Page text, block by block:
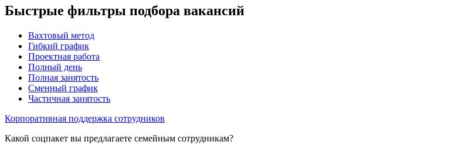
Быстрые фильтры подбора вакансий
Вахтовый метод
Гибкий график
Проектная работа
Полный день
Полная занятость
Сменный график
Частичная занятость
Корпоративная поддержка сотрудников
Какой соцпакет вы предлагаете семейным сотрудникам?